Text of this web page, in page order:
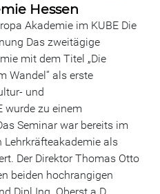
Hessen
Akademie im KUBE Die
Das zweitägige
mit dem Titel „Die
Wandel“ als erste
und
wurde zu einem
Seminar war bereits im
Lehrkräfteakademie als
Der Direktor Thomas Otto
beiden hochrangigen